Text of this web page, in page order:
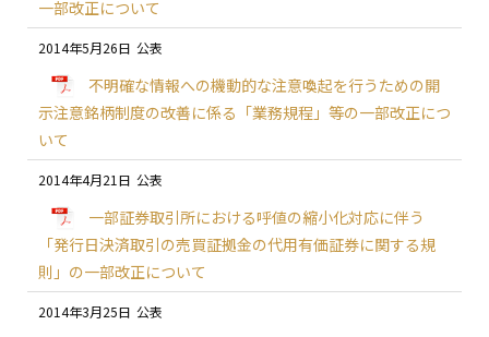
一部改正について
2014年5月26日
不明確な情報への機動的な注意喚起を行うための開
示注意銘柄制度の改善に係る「業務規程」等の一部改正につ
いて
2014年4月21日
一部証券取引所における呼値の縮小化対応に伴う
「発行日決済取引の売買証拠金の代用有価証券に関する規
則」の一部改正について
2014年3月25日